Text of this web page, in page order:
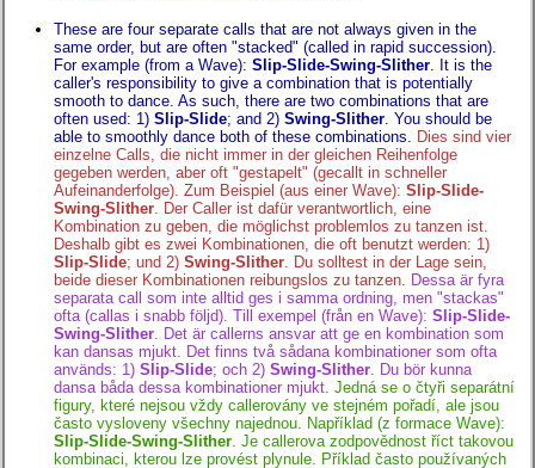
These are four separate calls that are not always given in the
same order, but are often "stacked" (called in rapid succession).
For example (from a Wave): Slip-Slide-Swing-Slither . It is the
caller's responsibility to give a combination that is potentially
smooth to dance. As such, there are two combinations that are
often used: 1) Slip-Slide; and 2) Swing-Slither . You should be
able to smoothly dance both of these combinations.
Dies sind vier
einzelne Calls, die nicht immer in der gleichen Reihenfolge
gegeben werden, aber oft "gestapelt" (gecallt in schneller
Aufeinanderfolge). Zum Beispiel (aus einer Wave): Slip-Slide-
Swing-Slither . Der Caller ist dafür verantwortlich, eine
Kombination zu geben, die möglichst problemlos zu tanzen ist.
Deshalb gibt es zwei Kombinationen, die oft benutzt werden: 1)
Slip-Slide; und 2) Swing-Slither . Du solltest in der Lage sein,
beide dieser Kombinationen reibungslos zu tanzen.
Dessa är fyra
separata call som inte alltid ges i samma ordning, men "stackas"
ofta (callas i snabb följd). Till exempel (från en Wave): Slip-Slide-
Swing-Slither . Det är callerns ansvar att ge en kombination som
kan dansas mjukt. Det finns två sådana kombinationer som ofta
används: 1) Slip-Slide; och 2) Swing-Slither . Du bör kunna
dansa båda dessa kombinationer mjukt. Jedná se o čtyři separátní
figury, které nejsou vždy callerovány ve stejném pořadí, ale jsou
často vysloveny všechny najednou. Například (z formace Wave):
Slip-Slide-Swing-Slither . Je callerova zodpovědnost říct takovou
kombinaci, kterou lze provést plynule. Příklad často používaných